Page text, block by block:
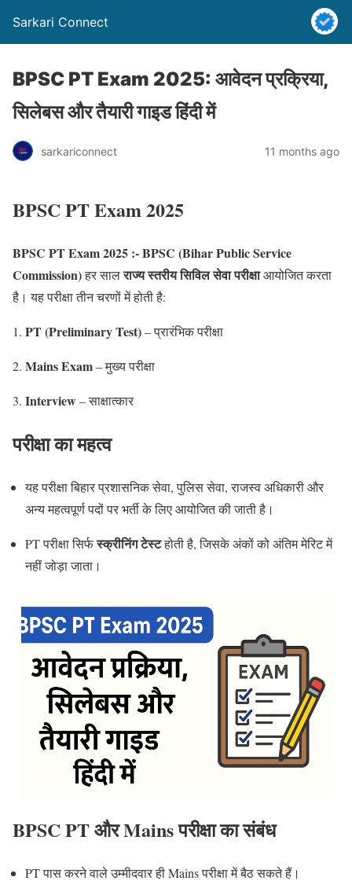
Sarkari Connect
BPSC PT Exam 2025: आवेदन प्रक्रिया,
सिलेबस और तैयारी गाइड हिंदी में
sarkariconnect 11 months ago
BPSC PT Exam 2025
BPSC PT Exam 2025 :-BPSC (Bihar Public Service
Commission)हर सालराज्य स्तरीय सिविल सेवा परीक्षाआयोजित करता
है। यह परीक्षा तीन चरणों में होती है:
PT (Preliminary Test)– प्रारंभिक परीक्षा
Mains Exam– मुख्य परीक्षा
Interview– साक्षात्कार
परीक्षा का महत्व
यह परीक्षा बिहार प्रशासनिक सेवा, पुलिस सेवा, राजस्व अधिकारी और
अन्य महत्वपूर्ण पदों पर भर्ती के लिए आयोजित की जाती है।
PT परीक्षा सिर्फस्क्रीनिंग टेस्टहोती है, जिसके अंकों को अंतिम मेरिट में
नहीं जोड़ा जाता।
BPSC PT और Mains परीक्षा का संबंध
PT पास करने वाले उम्मीदवार ही Mains परीक्षा में बैठ सकते हैं।